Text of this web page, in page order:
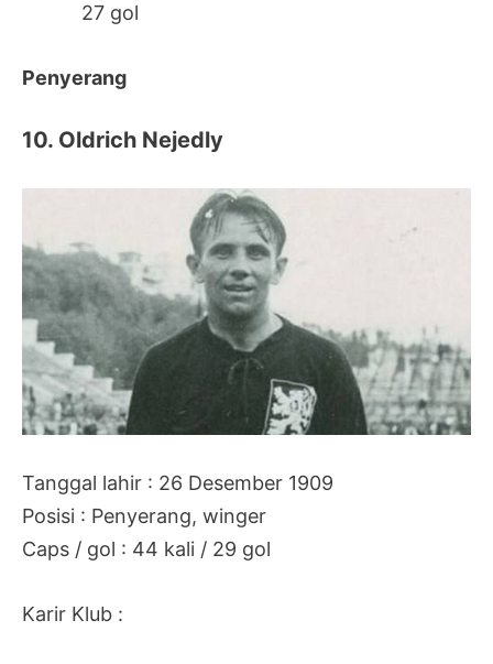
27 gol
Penyerang
10. Oldrich Nejedly
Tanggal lahir : 26 Desember 1909
Posisi : Penyerang, winger
Caps / gol : 44 kali / 29 gol
Karir Klub :